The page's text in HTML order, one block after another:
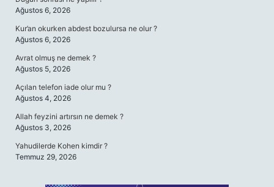
Ağustos 6, 2026
Kur’an okurken abdest bozulursa ne olur ?
Ağustos 6, 2026
Avrat olmuş ne demek ?
Ağustos 5, 2026
Açılan telefon iade olur mu ?
Ağustos 4, 2026
Allah feyzini artırsın ne demek ?
Ağustos 3, 2026
Yahudilerde Kohen kimdir ?
Temmuz 29, 2026